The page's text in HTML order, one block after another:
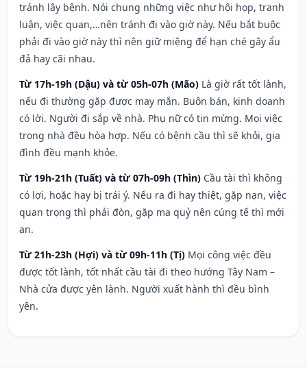
tránh lây bệnh. Nói chung những việc như hội họp, tranh
luận, việc quan,…nên tránh đi vào giờ này. Nếu bắt buộc
phải đi vào giờ này thì nên giữ miệng để hạn ché gây ẩu
đả hay cãi nhau.
Từ 17h-19h (Dậu) và từ 05h-07h (Mão) Là giờ rất tốt lành,
nếu đi thường gặp được may mắn. Buôn bán, kinh doanh
có lời. Người đi sắp về nhà. Phụ nữ có tin mừng. Mọi việc
trong nhà đều hòa hợp. Nếu có bệnh cầu thì sẽ khỏi, gia
đình đều mạnh khỏe.
Từ 19h-21h (Tuất) và từ 07h-09h (Thìn) Cầu tài thì không
có lợi, hoặc hay bị trái ý. Nếu ra đi hay thiệt, gặp nạn, việc
quan trọng thì phải đòn, gặp ma quỷ nên cúng tế thì mới
an.
Từ 21h-23h (Hợi) và từ 09h-11h (Tị) Mọi công việc đều
được tốt lành, tốt nhất cầu tài đi theo hướng Tây Nam –
Nhà cửa được yên lành. Người xuất hành thì đều bình
yên.